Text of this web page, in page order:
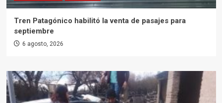
Tren Patagónico habilitó la venta de pasajes para
septiembre
6 agosto, 2026